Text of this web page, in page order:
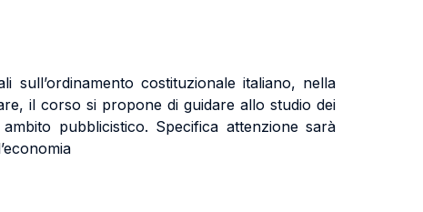
costituzionale italiano, nella
il corso si propone di guidare allo studio dei
pubblicistico. Specifica attenzione sarà